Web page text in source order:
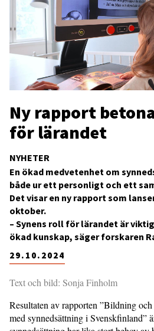
NYHETER
Ny rapport
för lärandet
29.10.2024
En ökad medvetenhet om
både ur ett personligt och ett
Det visar en ny rapport som
oktober.
– Synens roll för lärandet är
ökad kunskap, säger forskaren
Text och bild: Sonja Finholm
Resultaten av rapporten ”Bildning
med synnedsättning i Svenskfinland”